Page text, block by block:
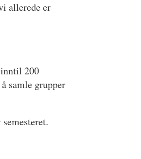
allerede er
200
samle grupper